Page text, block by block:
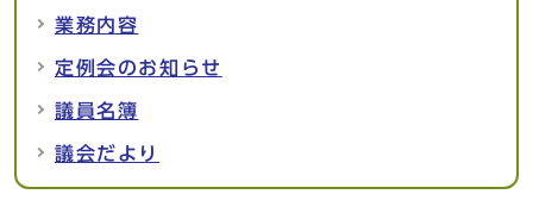
業務内容
定例会のお知らせ
議員名簿
議会だより